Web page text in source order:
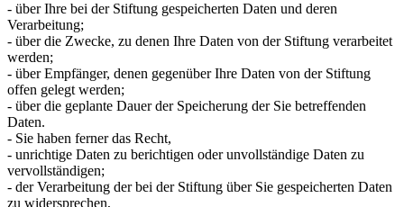
- über Ihre bei der Stiftung gespeicherten Daten und deren
Verarbeitung;
- über die Zwecke, zu denen Ihre Daten von der Stiftung verarbeitet
werden;
- über Empfänger, denen gegenüber Ihre Daten von der Stiftung
offen gelegt werden;
- über die geplante Dauer der Speicherung der Sie betreffenden
Daten.
- Sie haben ferner das Recht,
- unrichtige Daten zu berichtigen oder unvollständige Daten zu
vervollständigen;
- der Verarbeitung der bei der Stiftung über Sie gespeicherten Daten
zu widersprechen,